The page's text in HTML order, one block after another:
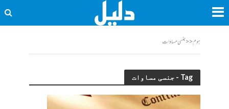
ہوم<<جنسی مساوات
Tag - جنسی مساوات